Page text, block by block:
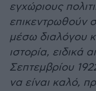
εγχώριους
επικεντρωθούν
μέσω διαλόγου
ιστορία, ειδικά
Σεπτεμβρίου
να είναι καλό,